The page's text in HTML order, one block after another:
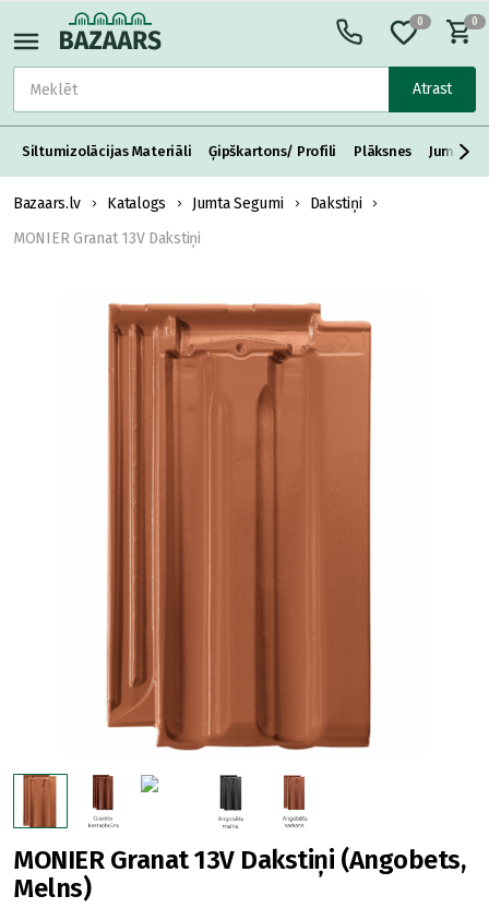
Atrast
0 0
Siltumizolācijas Materiāli Ģipškartons/ Profili Plāksnes Jumta
Bazaars.lv Katalogs Jumta Segumi
Dakstiņi
MONIER Granat 13V Dakstiņi
MONIER Granat 13V Dakstiņi (Angobets,
Melns)